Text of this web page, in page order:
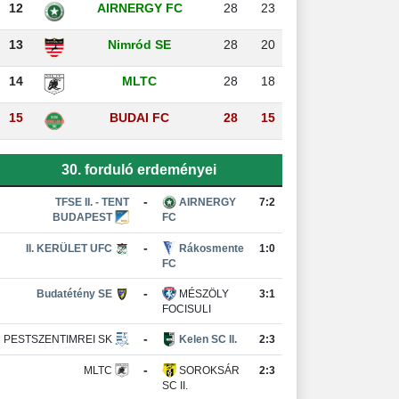
12 AIRNERGY FC 28 23
13 Nimród SE 28 20
14 MLTC 28 18
15 BUDAI FC 28 15
30. forduló erdeményei
TFSE II. - TENT
BUDAPEST
-
AIRNERGY
FC
7:2
II. KERÜLET UFC -
Rákosmente
FC
1:0
Budatétény SE -
MÉSZÖLY
FOCISULI
3:1
PESTSZENTIMREI SK - Kelen SC II. 2:3
MLTC -
SOROKSÁR
SC II.
2:3